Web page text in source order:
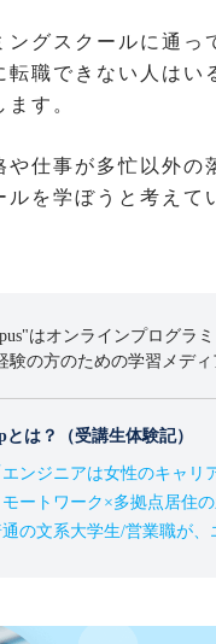
ングスクールに通っ
転職できない人は
す。
や仕事が多忙以外の
ルを学ぼうと考え
はオンラインプログラ
験の方のための学習メデ
とは？（受講生体験記）
エンジニアは女性のキャ
モートワーク×多拠点居住
の文系大学生/営業職が